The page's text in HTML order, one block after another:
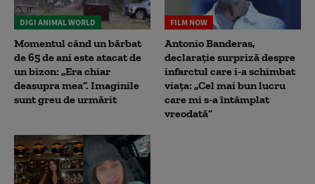
DIGI ANIMAL WORLD
Momentul când un bărbat
de 65 de ani este atacat de
un bizon: „Era chiar
deasupra mea”. Imaginile
sunt greu de urmărit
FILM NOW
Antonio Banderas,
declarație surpriză despre
infarctul care i-a schimbat
viața: „Cel mai bun lucru
care mi s-a întâmplat
vreodată”